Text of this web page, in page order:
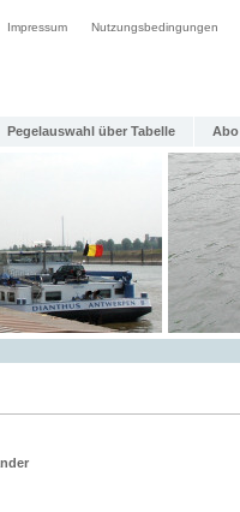
Impressum Nutzungsbedingungen
Pegelauswahl über Tabelle Abo